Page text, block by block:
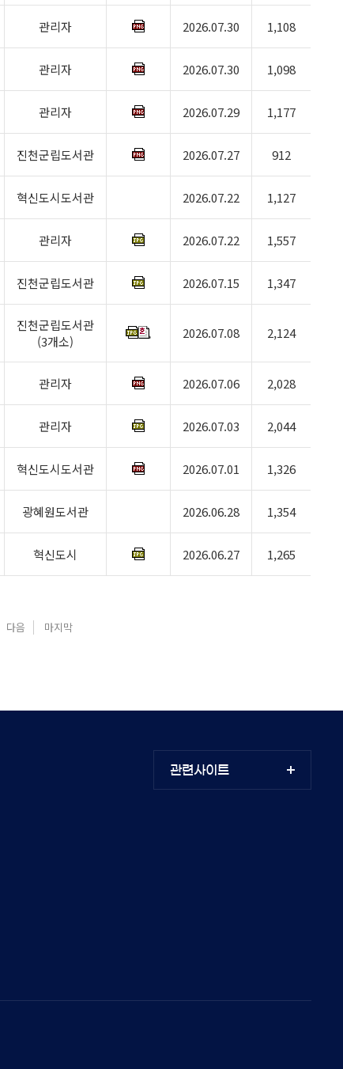
관리자 2026.07.30 1,108
관리자 2026.07.30 1,098
관리자 2026.07.29 1,177
진천군립도서관 2026.07.27 912
혁신도시도서관 2026.07.22 1,127
관리자 2026.07.22 1,557
진천군립도서관 2026.07.15 1,347
진천군립도서관
(3개소)
2026.07.08 2,124
관리자 2026.07.06 2,028
관리자 2026.07.03 2,044
혁신도시도서관 2026.07.01 1,326
광혜원도서관 2026.06.28 1,354
혁신도시 2026.06.27 1,265
다음 마지막
관련사이트